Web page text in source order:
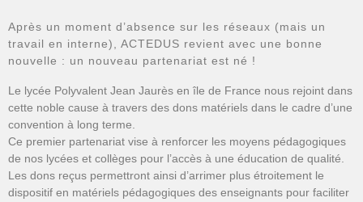
Après un moment d’absence sur les réseaux (mais un
travail en interne), ACTEDUS revient avec une bonne
nouvelle : un nouveau partenariat est né !
Le lycée Polyvalent Jean Jaurès en île de France nous rejoint dans
cette noble cause à travers des dons matériels dans le cadre d’une
convention à long terme.
Ce premier partenariat vise à renforcer les moyens pédagogiques
de nos lycées et collèges pour l’accès à une éducation de qualité.
Les dons reçus permettront ainsi d’arrimer plus étroitement le
dispositif en matériels pédagogiques des enseignants pour faciliter